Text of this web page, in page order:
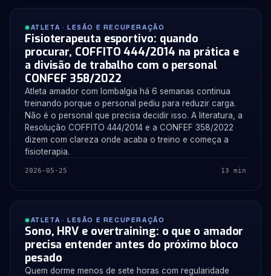
ATLETA · LESÃO E RECUPERAÇÃO
Fisioterapeuta esportivo: quando
procurar, COFFITO 444/2014 na prática e
a divisão de trabalho com o personal
CONFEF 358/2022
Atleta amador com lombalgia há 6 semanas continua
treinando porque o personal pediu para reduzir carga.
Não é o personal que precisa decidir isso. A literatura, a
Resolução COFFITO 444/2014 e a CONFEF 358/2022
dizem com clareza onde acaba o treino e começa a
fisioterapia.
2026-05-25 13 min
ATLETA · LESÃO E RECUPERAÇÃO
Sono, HRV e overtraining: o que o amador
precisa entender antes do próximo bloco
pesado
Quem dorme menos de sete horas com regularidade